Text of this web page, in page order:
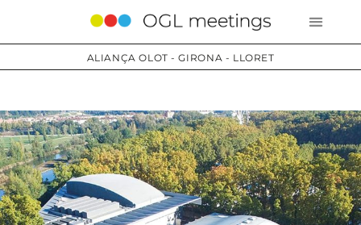
ALIANÇA OLOT - GIRONA - LLORET